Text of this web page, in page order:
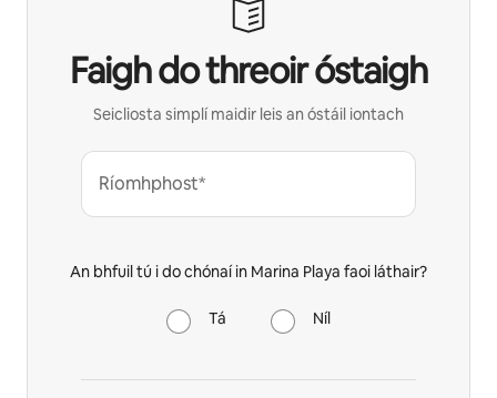
Faigh do threoir óstaigh
Seicliosta simplí maidir leis an óstáil iontach
Ríomhphost*
An bhfuil tú i do chónaí in Marina Playa faoi láthair?
Tá Níl